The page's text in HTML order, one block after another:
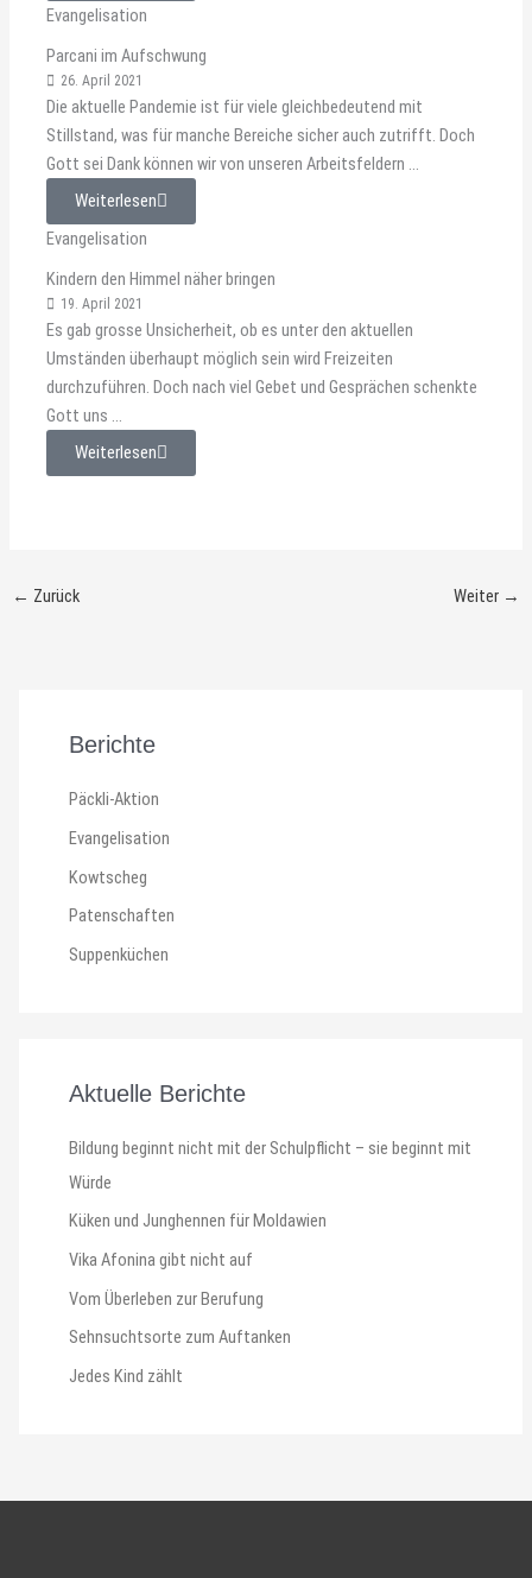
Evangelisation
Parcani im Aufschwung
26. April 2021
Die aktuelle Pandemie ist für viele gleichbedeutend mit
Stillstand, was für manche Bereiche sicher auch zutrifft. Doch
Gott sei Dank können wir von unseren Arbeitsfeldern ...
Weiterlesen
Evangelisation
Kindern den Himmel näher bringen
19. April 2021
Es gab grosse Unsicherheit, ob es unter den aktuellen
Umständen überhaupt möglich sein wird Freizeiten
durchzuführen. Doch nach viel Gebet und Gesprächen schenkte
Gott uns ...
Weiterlesen
← Zurück Weiter →
Berichte
Päckli-Aktion
Evangelisation
Kowtscheg
Patenschaften
Suppenküchen
Aktuelle Berichte
Bildung beginnt nicht mit der Schulpflicht – sie beginnt mit
Würde
Küken und Junghennen für Moldawien
Vika Afonina gibt nicht auf
Vom Überleben zur Berufung
Sehnsuchtsorte zum Auftanken
Jedes Kind zählt